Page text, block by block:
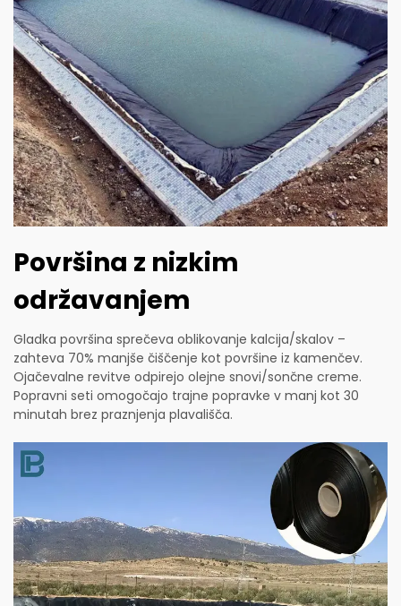
Površina z nizkim
održavanjem
Gladka površina sprečeva oblikovanje kalcija/skalov –
zahteva 70% manjše čiščenje kot površine iz kamenčev.
Ojačevalne revitve odpirejo olejne snovi/sončne creme.
Popravni seti omogočajo trajne popravke v manj kot 30
minutah brez praznjenja plavališča.